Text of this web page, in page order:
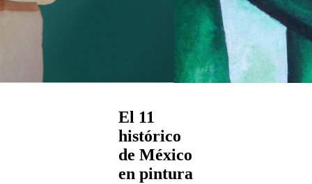
El 11
histórico
de México
en pintura